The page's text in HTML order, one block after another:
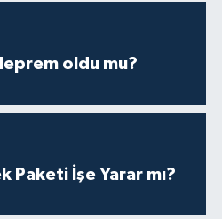
oldu mu?
Paketi İşe Yarar mı?